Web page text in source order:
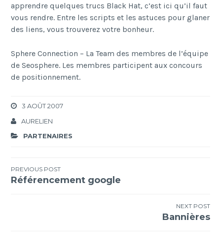
apprendre quelques trucs Black Hat, c’est ici qu’il faut
vous rendre. Entre les scripts et les astuces pour glaner
des liens, vous trouverez votre bonheur.
Sphere Connection – La Team des membres de l’équipe
de Seosphere. Les membres participent aux concours
de positionnement.
3 AOÛT 2007
AURELIEN
PARTENAIRES
Navigation
PREVIOUS POST
Référencement google
NEXT POST
Bannières